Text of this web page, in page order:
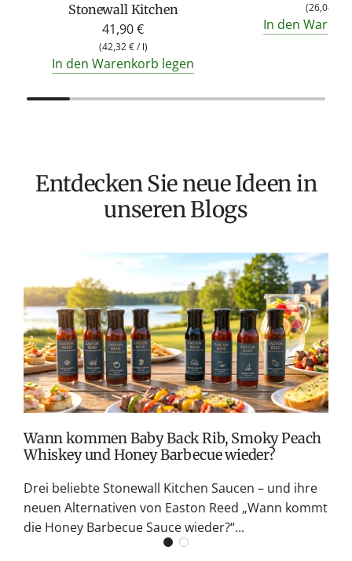
Stonewall Kitchen
41,90 €
(42,32 €/ l)
In den Warenkorb legen
(26,04 €
In den
Entdecken Sie neue Ideen in
unseren Blogs
Wann kommen Baby Back Rib, Smoky Peach
Whiskey und Honey Barbecue wieder?
Drei beliebte Stonewall Kitchen Saucen – und ihre
neuen Alternativen von Easton Reed „Wann kommt
die Honey Barbecue Sauce wieder?“...